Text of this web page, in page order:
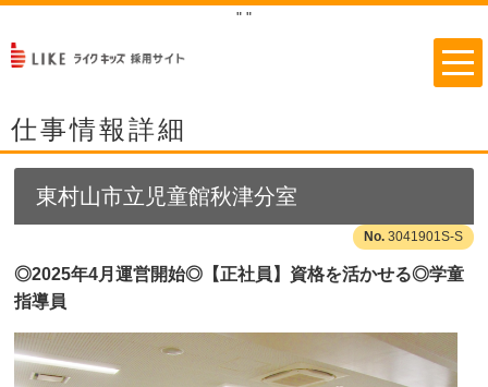
" "
仕事情報詳細
東村山市立児童館秋津分室
3041901S-S
◎2025年4月運営開始◎【正社員】資格を活かせる◎学童
指導員